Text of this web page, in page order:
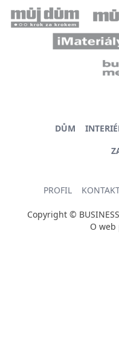
DŮM
PROFIL
Copyright ©